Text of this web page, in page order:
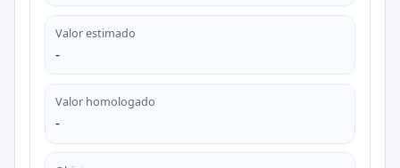
Valor estimado
-
Valor homologado
-